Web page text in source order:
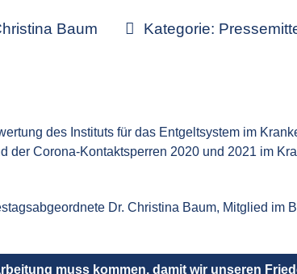
Baum Kategorie:
des Instituts für das Entgeltsystem im
der Corona-Kontaktsperren 2020 und 2021 im
Dr. Christina Baum, Mitglied im
muss kommen, damit wir unseren